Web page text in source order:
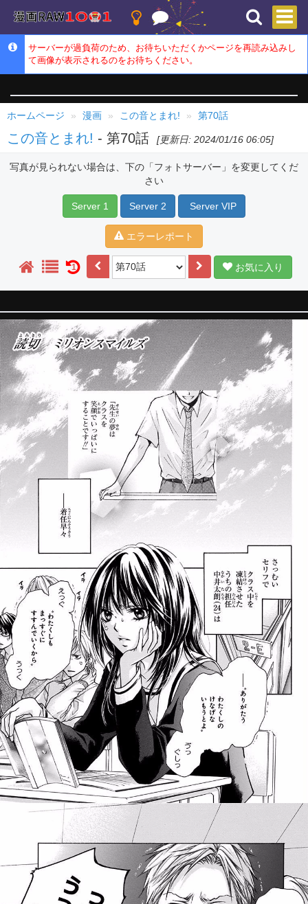
サーバーが過負荷のため、お待ちいただくかページを再読み込みし
て画像が表示されるのをお待ちください。
ホームページ 漫画 この音とまれ! 第70話
この音とまれ! - 第70話 [更新日: 2024/01/16 06:05]
写真が見られない場合は、下の「フォトサーバー」を変更してくだ
さい
Server 1 Server 2 Server VIP
エラーレポート
1 お気に入り